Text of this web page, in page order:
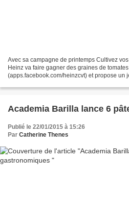
Avec sa campagne de printemps Cultivez
Heinz va faire gagner des graines de
(apps.facebook.com/heinzcvt) et propose un
Academia Barilla lance 6
Publié le 22/01/2015 à 15:26
Par Catherine Thenes